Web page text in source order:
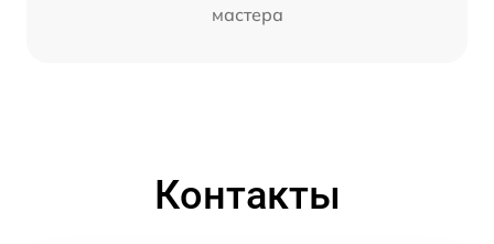
мастера
Контакты